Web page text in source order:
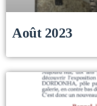
Août 2023